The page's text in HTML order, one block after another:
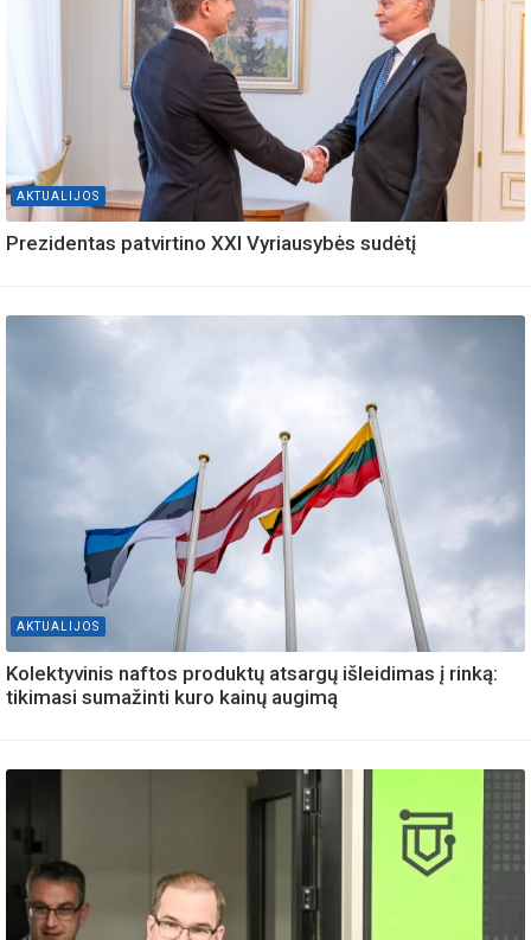
AKTUALIJOS
Prezidentas patvirtino XXI Vyriausybės sudėtį
AKTUALIJOS
Kolektyvinis naftos produktų atsargų išleidimas į rinką:
tikimasi sumažinti kuro kainų augimą